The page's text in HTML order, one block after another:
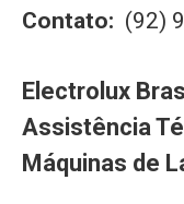
Contato: (92)
Electrolux
Assistência
Máquinas de